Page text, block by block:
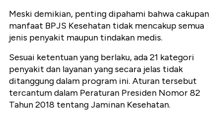
Meski demikian, penting dipahami bahwa cakupan
manfaat BPJS Kesehatan tidak mencakup semua
jenis penyakit maupun tindakan medis.
Sesuai ketentuan yang berlaku, ada 21 kategori
penyakit dan layanan yang secara jelas tidak
ditanggung dalam program ini. Aturan tersebut
tercantum dalam Peraturan Presiden Nomor 82
Tahun 2018 tentang Jaminan Kesehatan.